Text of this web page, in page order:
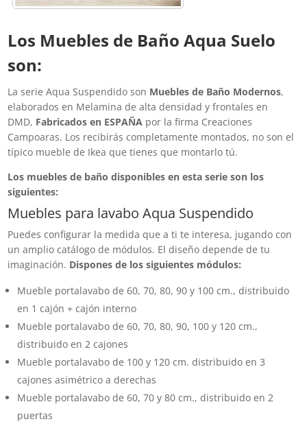
Los Muebles de Baño Aqua Suelo
son:
La serie Aqua Suspendido son Muebles de Baño Modernos,
elaborados en Melamina de alta densidad y frontales en
DMD, Fabricados en ESPAÑA por la firma Creaciones
Campoaras. Los recibirás completamente montados, no son el
típico mueble de Ikea que tienes que montarlo tú.
Los muebles de baño disponibles en esta serie son los
siguientes:
Muebles para lavabo Aqua Suspendido
Puedes configurar la medida que a ti te interesa, jugando con
un amplio catálogo de módulos. El diseño depende de tu
imaginación. Dispones de los siguientes módulos:
Mueble portalavabo de 60, 70, 80, 90 y 100 cm., distribuido
en 1 cajón + cajón interno
Mueble portalavabo de 60, 70, 80, 90, 100 y 120 cm.,
distribuido en 2 cajones
Mueble portalavabo de 100 y 120 cm. distribuido en 3
cajones asimétrico a derechas
Mueble portalavabo de 60, 70 y 80 cm., distribuido en 2
puertas